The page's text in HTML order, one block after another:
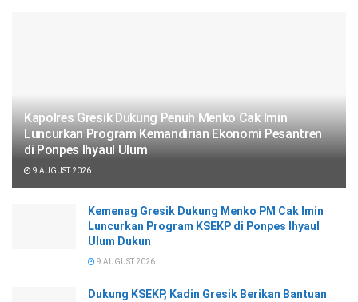
Kapolres Gresik Dukung Penuh Menko Cak Imin
Luncurkan Program Kemandirian Ekonomi Pesantren
di Ponpes Ihyaul Ulum
9 AUGUST 2026
Kemenag Gresik Dukung Menko PM Cak Imin
Luncurkan Program KSEKP di Ponpes Ihyaul
Ulum Dukun
9 AUGUST 2026
Dukung KSEKP, Kadin Gresik Berikan Bantuan